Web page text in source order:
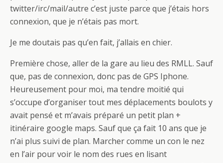
twitter/irc/mail/autre c’est juste parce que j’étais hors
connexion, que je n’étais pas mort.
Je me doutais pas qu’en fait, j’allais en chier.
Première chose, aller de la gare au lieu des RMLL. Sauf
que, pas de connexion, donc pas de GPS Iphone.
Heureusement pour moi, ma tendre moitié qui
s’occupe d’organiser tout mes déplacements boulots y
avait pensé et m’avais préparé un petit plan +
itinéraire google maps. Sauf que ça fait 10 ans que je
n’ai plus suivi de plan. Marcher comme un con le nez
en l’air pour voir le nom des rues en lisant